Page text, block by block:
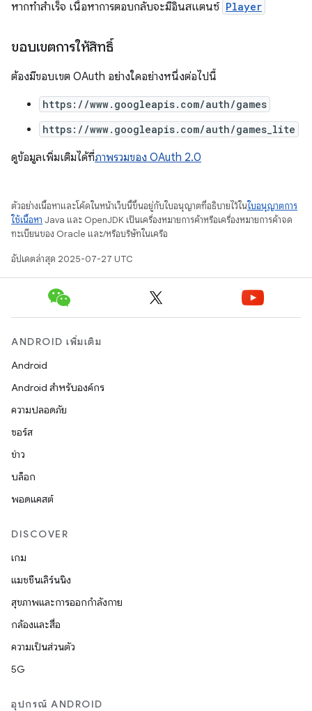
หากทำสำเร็จ เนื้อหาการตอบกลับจะมีอินสแตนซ์ Player
ขอบเขตการให้สิทธิ์
ต้องมีขอบเขต OAuth อย่างใดอย่างหนึ่งต่อไปนี้
https://www.googleapis.com/auth/games
https://www.googleapis.com/auth/games_lite
ดูข้อมูลเพิ่มเติมได้ที่ภาพรวมของ OAuth 2.0
ตัวอย่างเนื้อหาและโค้ดในหน้าเว็บนี้ขึ้นอยู่กับใบอนุญาตที่อธิบายไว้ในใบอนุญาตการ
ใช้เนื้อหา Java และ OpenJDK เป็นเครื่องหมายการค้าหรือเครื่องหมายการค้าจด
ทะเบียนของ Oracle และ/หรือบริษัทในเครือ
อัปเดตล่าสุด 2025-07-27 UTC
ANDROID เพิ่มเติม
Android
Android สำหรับองค์กร
ความปลอดภัย
ซอร์ส
ข่าว
บล็อก
พอดแคสต์
DISCOVER
เกม
แมชชีนเลิร์นนิง
สุขภาพและการออกกำลังกาย
กล้องและสื่อ
ความเป็นส่วนตัว
5G
อุปกรณ์ ANDROID